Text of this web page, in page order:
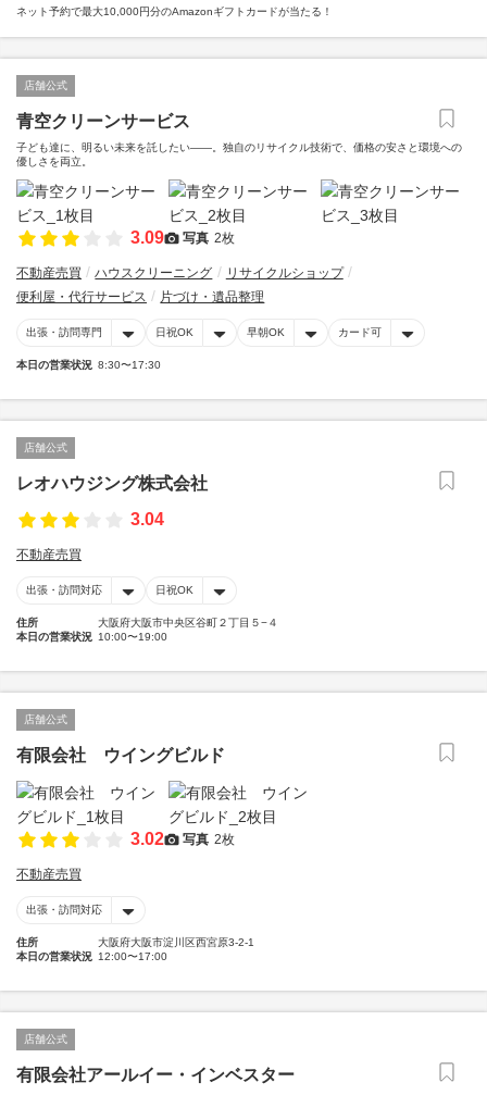
ネット予約で最大10,000円分のAmazonギフトカードが当たる！
店舗公式
青空クリーンサービス
子ども達に、明るい未来を託したい――。独自のリサイクル技術で、価格の安さと環境への
優しさを両立。
3.09 写真 2枚
不動産売買 ハウスクリーニング
リサイクルショップ
便利屋・代行サービス
片づけ・遺品整理
出張・訪問専門 日祝OK 早朝OK カード可
本日の営業状況 8:30〜17:30
店舗公式
レオハウジング株式会社
3.04
不動産売買
出張・訪問対応 日祝OK
住所
大阪府大阪市中央区谷町２丁目５−４
本日の営業状況 10:00〜19:00
店舗公式
有限会社 ウイングビルド
3.02 写真 2枚
不動産売買
出張・訪問対応
住所
大阪府大阪市淀川区西宮原3-2-1
本日の営業状況 12:00〜17:00
店舗公式
有限会社アールイー・インベスター